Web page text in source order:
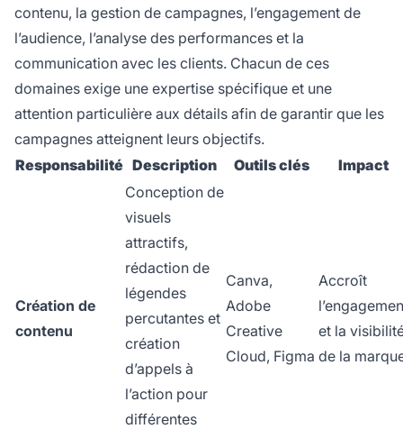
contenu, la gestion de campagnes, l’engagement de
l’audience, l’analyse des performances et la
communication avec les clients. Chacun de ces
domaines exige une expertise spécifique et une
attention particulière aux détails afin de garantir que les
campagnes atteignent leurs objectifs.
Responsabilité Description Outils clés Impact
Création de
contenu
Conception de
visuels
attractifs,
rédaction de
légendes
percutantes et
création
d’appels à
l’action pour
différentes
Canva,
Adobe
Creative
Cloud, Figma
Accroît
et la
de la